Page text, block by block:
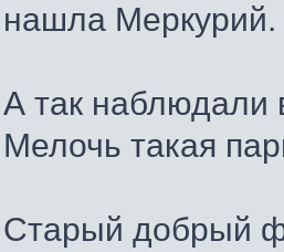
нашла
А так наблюдали
Мелочь такая
Старый добрый